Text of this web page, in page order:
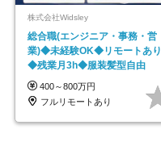
株式会社Widsley
総合職(エンジニア・事務・営
業)◆未経験OK◆リモートあり
◆残業月3h◆服装髪型自由
400～800万円
フルリモートあり